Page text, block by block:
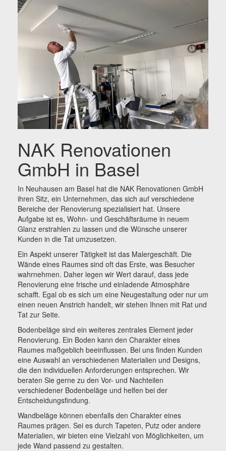
NAK Renovationen
GmbH in Basel
In Neuhausen am Basel hat die NAK Renovationen GmbH
ihren Sitz, ein Unternehmen, das sich auf verschiedene
Bereiche der Renovierung spezialisiert hat. Unsere
Aufgabe ist es, Wohn- und Geschäftsräume in neuem
Glanz erstrahlen zu lassen und die Wünsche unserer
Kunden in die Tat umzusetzen.
Ein Aspekt unserer Tätigkeit ist das Malergeschäft. Die
Wände eines Raumes sind oft das Erste, was Besucher
wahrnehmen. Daher legen wir Wert darauf, dass jede
Renovierung eine frische und einladende Atmosphäre
schafft. Egal ob es sich um eine Neugestaltung oder nur um
einen neuen Anstrich handelt, wir stehen Ihnen mit Rat und
Tat zur Seite.
Bodenbeläge sind ein weiteres zentrales Element jeder
Renovierung. Ein Boden kann den Charakter eines
Raumes maßgeblich beeinflussen. Bei uns finden Kunden
eine Auswahl an verschiedenen Materialien und Designs,
die den individuellen Anforderungen entsprechen. Wir
beraten Sie gerne zu den Vor- und Nachteilen
verschiedener Bodenbeläge und helfen bei der
Entscheidungsfindung.
Wandbeläge können ebenfalls den Charakter eines
Raumes prägen. Sei es durch Tapeten, Putz oder andere
Materialien, wir bieten eine Vielzahl von Möglichkeiten, um
jede Wand passend zu gestalten.